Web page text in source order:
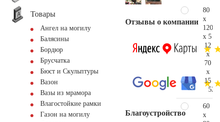
Товары
Ангел на могилу
Балясины
Бордюр
Брусчатка
Бюст и Скульптуры
Вазон
Вазы из мрамора
Влагостойкие рамки
Газон на могилу
Отзывы о компании
Благоустройство
80
x
120
x 5
12
x
70
x
15
60
x